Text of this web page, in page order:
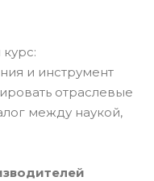
и инструмент
отраслевые
между наукой,